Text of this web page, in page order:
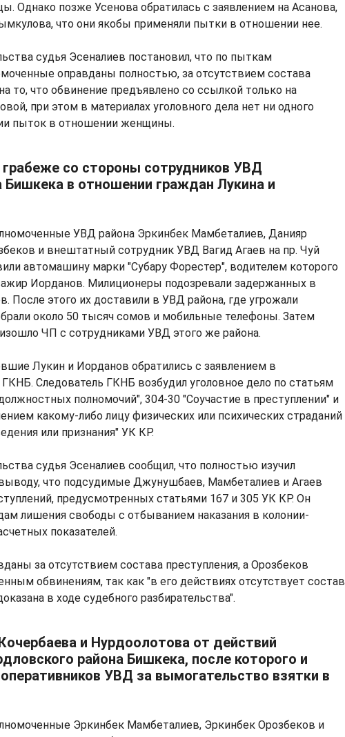
Однако позже Усенова обратилась с заявлением на Асанова,
что они якобы применяли пытки в отношении нее.
судья Эсеналиев постановил, что по пыткам
оправданы полностью, за отсутствием состава
то, что обвинение предъявлено со ссылкой только на
при этом в материалах уголовного дела нет ни одного
пыток в отношении женщины.
со стороны сотрудников УВД
Бишкека в отношении граждан Лукина и
УВД района Эркинбек Мамбеталиев, Данияр
и внештатный сотрудник УВД Вагид Агаев на пр. Чуй
автомашину марки "Субару Форестер", водителем которого
Иорданов. Милиционеры подозревали задержанных в
После этого их доставили в УВД района, где угрожали
около 50 тысяч сомов и мобильные телефоны. Затем
ЧП с сотрудниками УВД этого же района.
Лукин и Иорданов обратились с заявлением в
Следователь ГКНБ возбудил уголовное дело по статьям
полномочий", 304-30 "Соучастие в преступлении" и
какому-либо лицу физических или психических страданий
или признания" УК КР.
судья Эсеналиев сообщил, что полностью изучил
что подсудимые Джунушбаев, Мамбеталиев и Агаев
предусмотренных статьями 167 и 305 УК КР. Он
лишения свободы с отбыванием наказания в колонии-
показателей.
за отсутствием состава преступления, а Орозбеков
обвинениям, так как "в его действиях отсутствует состав
в ходе судебного разбирательства".
и Нурдоолотова от действий
района Бишкека, после которого и
УВД за вымогательство взятки в
Эркинбек Мамбеталиев, Эркинбек Орозбеков и